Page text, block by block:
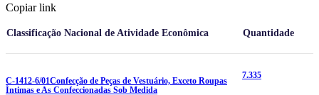
Copiar link
Classificação Nacional de Atividade Econômica Quantidade
C-1412-6/01Confecção de Peças de Vestuário, Exceto Roupas
Íntimas e As Confeccionadas Sob Medida
7.335